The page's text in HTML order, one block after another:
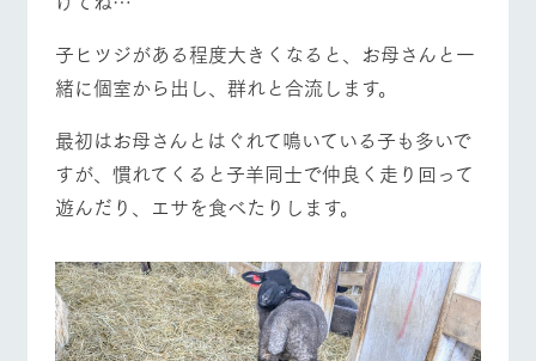
子ヒツジがある程度大きくなると、お母さんと一
緒に個室から出し、群れと合流します。
最初はお母さんとはぐれて鳴いている子も多いで
すが、慣れてくると子羊同士で仲良く走り回って
遊んだり、エサを食べたりします。